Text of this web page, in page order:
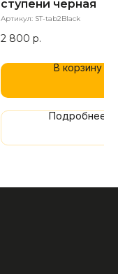
ступени черная
Артикул: ST-tab2Black
2 800 р.
В корзину
Подробнее